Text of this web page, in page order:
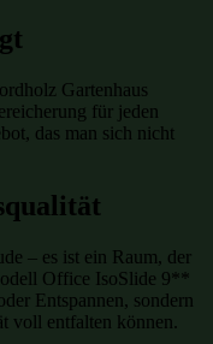
Gartenhaus
für jeden
das man sich nicht
– es ist ein Raum, der
Office IsoSlide 9**
Entspannen, sondern
voll entfalten können.